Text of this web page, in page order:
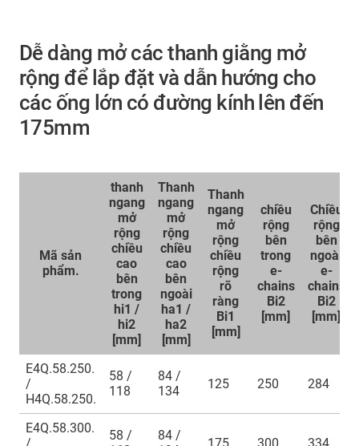
Dễ dàng mở các thanh giằng mở
rộng để lắp đặt và dẫn hướng cho
các ống lớn có đường kính lên đến
175mm
Mã sản
phẩm.
thanh
ngang
mở
rộng
chiều
cao
bên
trong
hi1 /
hi2
[mm]
Thanh
ngang
mở
rộng
chiều
cao
bên
ngoài
ha1 /
ha2
[mm]
Thanh
ngang
mở
rộng
chiều
rộng
rõ
ràng
Bi1
[mm]
chiều
rộng
bên
trong
e-
chains
Bi2
[mm]
Chiều
rộng
bên
ngoài
e-
chains
Bi2
[mm]
E4Q.58.250.
/
H4Q.58.250.
58 /
118
84 /
134
125 250 284
E4Q.58.300.
58 /
84 /